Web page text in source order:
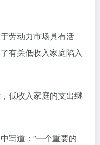
劳动力市场具有活
有关低收入家庭陷入
低收入家庭的支出继
写道：”一个重要的